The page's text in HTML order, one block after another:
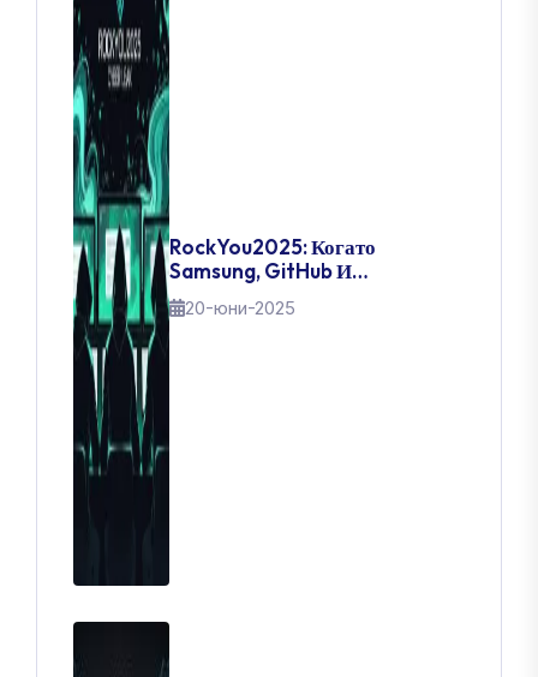
RockYou2025: Когато
Samsung, GitHub И
Правителства Паднаха –
Денят, В Който 16 Милиарда
20-юни-2025